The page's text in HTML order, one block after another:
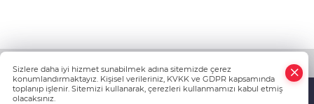
Sizlere daha iyi hizmet sunabilmek adına sitemizde çerez
konumlandırmaktayız. Kişisel verileriniz, KVKK ve GDPR kapsamında
toplanıp işlenir. Sitemizi kullanarak, çerezleri kullanmamızı kabul etmiş
olacaksınız.